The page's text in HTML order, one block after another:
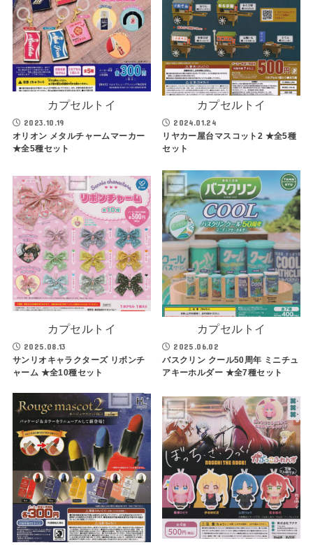
カプセルトイ
2023.10.19
オリオン メタルチャームマーカー
★全5種セット
カプセルトイ
2024.01.24
リヤカー屋台マスコット2 ★全5種
セット
カプセルトイ
2025.08.13
サンリオキャラクターズ リボンチ
ャーム ★全10種セット
カプセルトイ
2025.06.02
バスクリン クール50周年 ミニチュ
アキーホルダー ★全7種セット